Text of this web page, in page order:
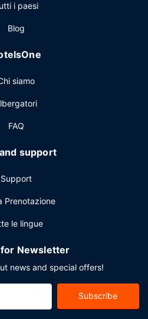
i paesi
Blog
siamo
FAQ
support
Support
Prenotazione
le lingue
for Newsletter
news and special offers!
Subscribe